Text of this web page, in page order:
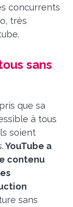
concurrents
très
sans
que sa
à tous
soient
YouTube a
contenu
sans